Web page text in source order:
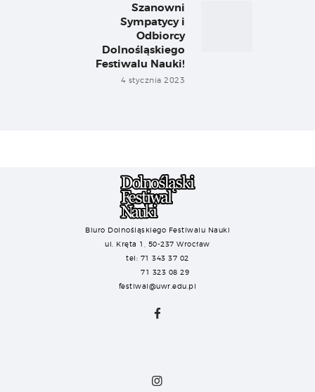
Szanowni
Sympatycy i
Odbiorcy
Dolnośląskiego
Festiwalu Nauki!
4 stycznia 2023
Biuro Dolnośląskiego Festiwalu Nauki
ul. Kręta 1, 50-237 Wrocław
tel: 71 343 37 02
71 323 08 29
festiwal@uwr.edu.pl